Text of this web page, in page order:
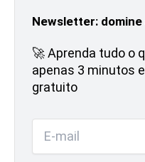
Newsletter:
🚀 Aprenda tudo o
apenas 3 minutos
gratuito